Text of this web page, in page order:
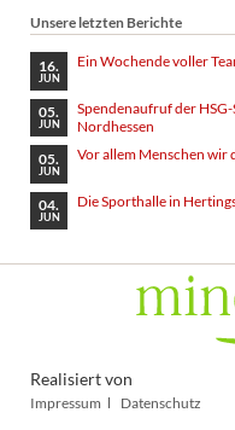
Unsere letzten Berichte
16.
JUN
Ein Wochende voller
05.
JUN
Spendenaufruf der
Nordhessen
05.
JUN
Vor allem Menschen wir
04.
JUN
Die Sporthalle in
Realisiert von
Navigation
Impressum Datenschutz